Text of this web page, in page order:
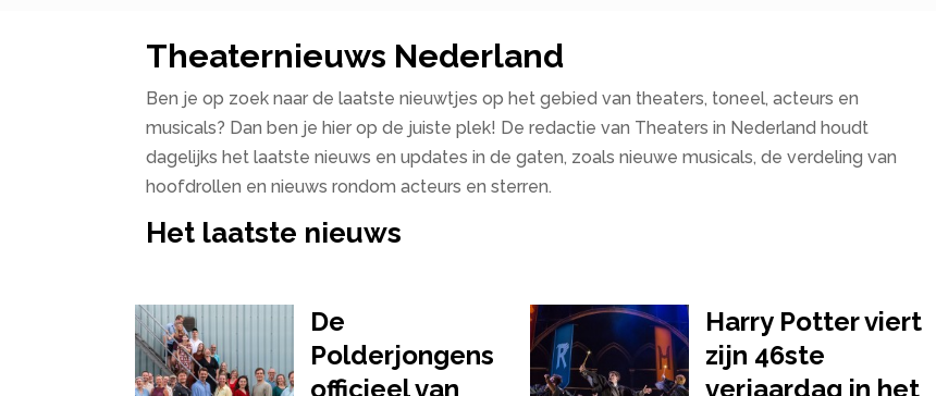
Theaternieuws Nederland
Ben je op zoek naar de laatste nieuwtjes op het gebied van theaters, toneel, acteurs en
musicals? Dan ben je hier op de juiste plek! De redactie van Theaters in Nederland houdt
dagelijks het laatste nieuws en updates in de gaten, zoals nieuwe musicals, de verdeling van
hoofdrollen en nieuws rondom acteurs en sterren.
Het laatste nieuws
De
Polderjongens
officieel van
Harry Potter viert
zijn 46ste
verjaardag in het